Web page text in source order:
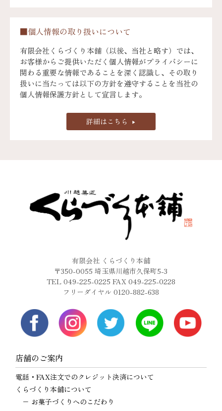
■個人情報の取り扱いについて
有限会社くらづくり本舗（以後、当社と略す）では、
お客様からご提供いただく個人情報がプライバシーに
関わる重要な情報であることを深く認識し、その取り
扱いに当たっては以下の方針を遵守することを当社の
個人情報保護方針として宣言します。
詳細はこちら
有限会社 くらづくり本舗
〒350-0055 埼玉県川越市久保町5-3
TEL 049-225-0225 FAX 049-225-0228
フリーダイヤル 0120-882-638
店舗のご案内
電話・FAX注文でのクレジット決済について
くらづくり本舗について
− お菓子づくりへのこだわり